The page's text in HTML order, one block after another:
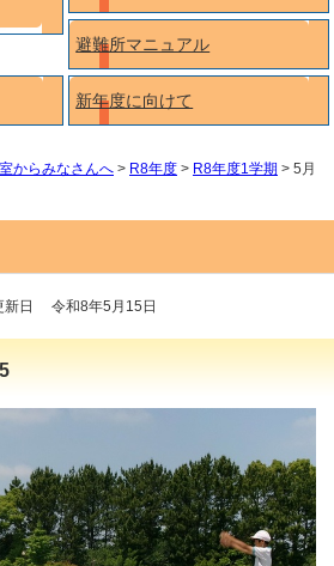
避難所マニュアル
新年度に向けて
からみなさんへ > R8年度 > R8年度1学期 > 5月
日 令和8年5月15日